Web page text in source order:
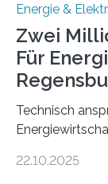
Energie &
Zwei
Für
Technisch
neuen EU-
22.10.2025